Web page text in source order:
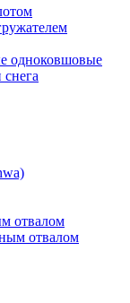
одноковшовые
отвалом
отвалом